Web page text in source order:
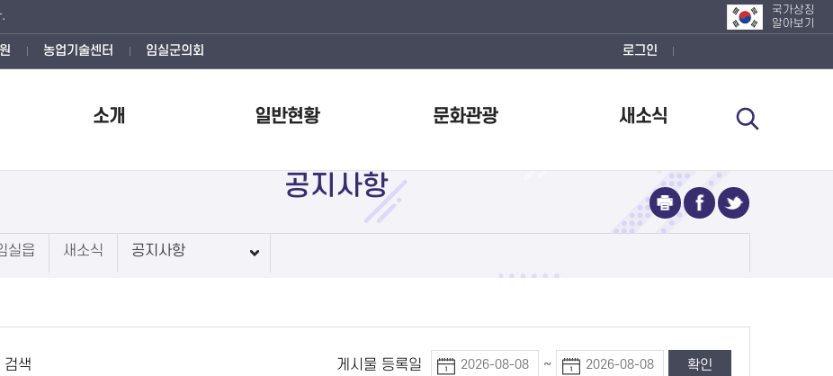
국가상징
알아보기
농업기술센터 임실군의회 로그인
소개 일반현황 문화관광 새소식
공지사항
실읍 새소식 공지사항
검색 게시물 등록일 ~